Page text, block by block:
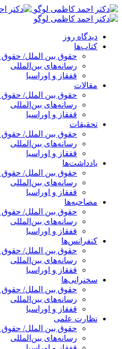
پرش
به
دیدگاه روز
کتاب‌ها
حقوق بین الملل/ حقوق
رسانه‌های بین‌المللی
قفقاز و اوراسیا
مقالات
حقوق بین الملل/ حقوق
رسانه‌های بین‌المللی
قفقاز و اوراسیا
تحقیقات
حقوق بین الملل/ حقوق
رسانه‌های بین‌المللی
قفقاز و اوراسیا
یادداشت‌ها
حقوق بین الملل/ حقوق
رسانه‌های بین‌المللی
قفقاز و اوراسیا
مصاحبه‌ها
حقوق بین الملل/ حقوق
رسانه‌های بین‌المللی
قفقاز و اوراسیا
کنفرانس‌ها
حقوق بین الملل/ حقوق
رسانه‌های بین‌المللی
قفقاز و اوراسیا
سخنرانی‌ها
حقوق بین الملل/ حقوق
رسانه‌های بین‌المللی
قفقاز و اوراسیا
نظارت علمی
حقوق بین الملل/ حقوق
رسانه‌های بین‌المللی